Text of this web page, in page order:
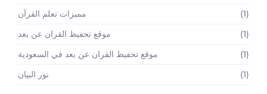
مميزات تعلم القرآن
(1)
موقع تحفيظ القران عن بعد
(1)
موقع تحفيظ القران عن بعد في السعودية
(1)
نور البيان
(1)